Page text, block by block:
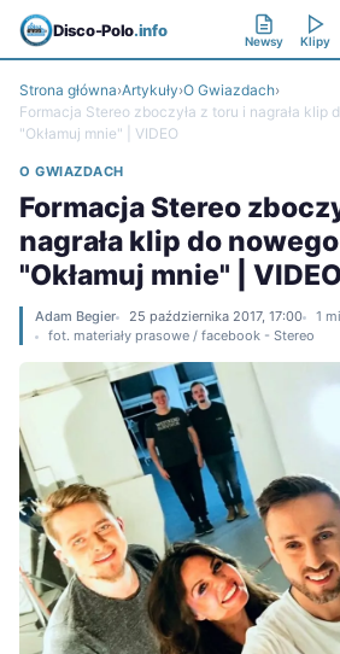
Disco-Polo.info
Newsy Klipy
Strona główna›Artykuły›O Gwiazdach›
Formacja Stereo zboczyła z toru i nagrała klip
"Okłamuj mnie" | VIDEO
O GWIAZDACH
Formacja Stereo
nagrała klip do
"Okłamuj mnie" | VIDEO
Adam Begier 25 października 2017, 17:00
1
fot. materiały prasowe / facebook - Stereo